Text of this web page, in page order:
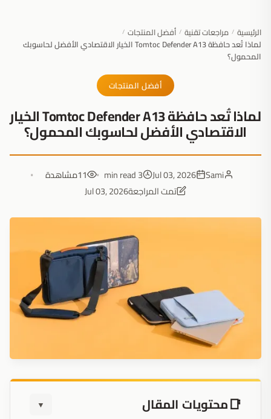
الرئيسية / مراجعات تقنية / أفضل المنتجات /
لماذا تُعد حافظة Tomtoc Defender A13 الخيار الاقتصادي الأفضل لحاسوبك
المحمول؟
أفضل المنتجات
لماذا تُعد حافظة Tomtoc Defender A13 الخيار
الاقتصادي الأفضل لحاسوبك المحمول؟
Sami
Jul 03, 2026
3 min read
11مشاهدة
تمت المراجعةJul 03, 2026
محتويات المقال ▼